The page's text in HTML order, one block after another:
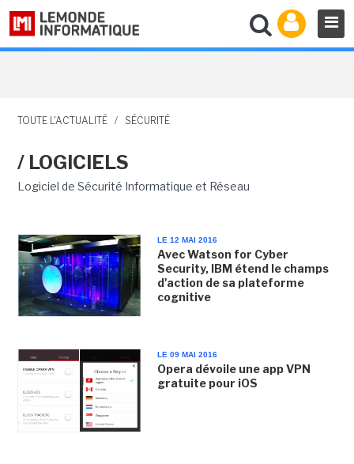
TOUTE L'ACTUALITÉ / SÉCURITÉ
/ LOGICIELS
Logiciel de Sécurité Informatique et Réseau
LE 12 MAI 2016
Avec Watson for Cyber
Security, IBM étend le champs
d'action de sa plateforme
cognitive
LE 09 MAI 2016
Opera dévoile une app VPN
gratuite pour iOS